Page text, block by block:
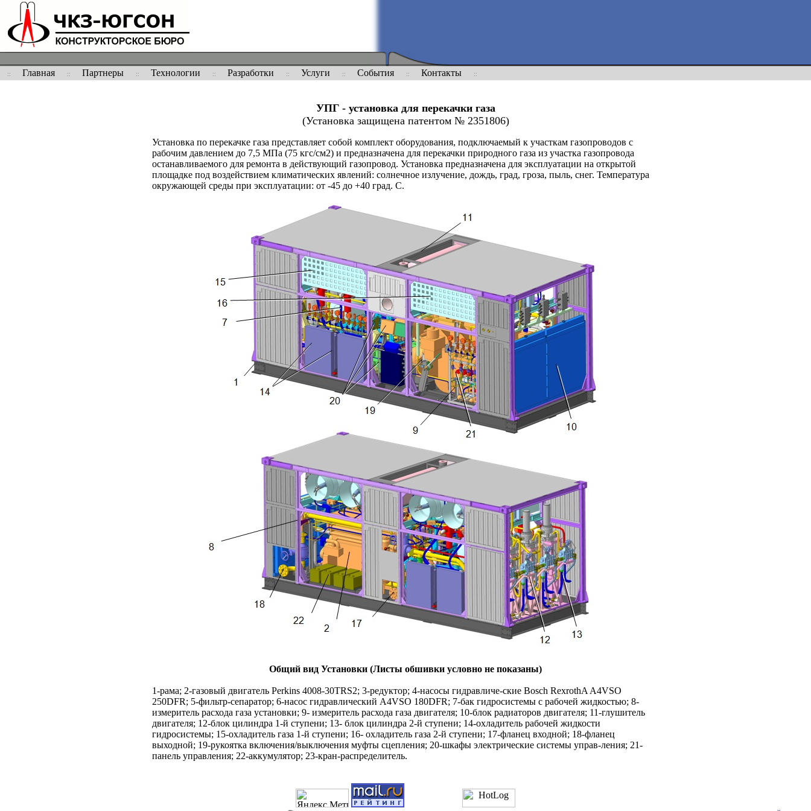
Главная Партнеры Технологии Разработки Услуги События Контакты
УПГ - установка для перекачки газа
(Установка защищена патентом № 2351806)
Установка по перекачке газа представляет собой комплект оборудования, подключаемый к участкам газопроводов с
рабочим давлением до 7,5 МПа (75 кгс/см2) и предназначена для перекачки природного газа из участка газопровода
останавливаемого для ремонта в действующий газопровод. Установка предназначена для эксплуатации на открытой
площадке под воздействием климатических явлений: солнечное излучение, дождь, град, гроза, пыль, снег. Температура
окружающей среды при эксплуатации: от -45 до +40 град. С.
Общий вид Установки (Листы обшивки условно не показаны)
1-рама; 2-газовый двигатель Perkins 4008-30TRS2; 3-редуктор; 4-насосы гидравличе-ские Bosch RexrothA A4VSO
250DFR; 5-фильтр-сепаратор; 6-насос гидравлический A4VSO 180DFR; 7-бак гидросистемы с рабочей жидкостью; 8-
измеритель расхода газа установки; 9- измеритель расхода газа двигателя; 10-блок радиаторов двигателя; 11-глушитель
двигателя; 12-блок цилиндра 1-й ступени; 13- блок цилиндра 2-й ступени; 14-охладитель рабочей жидкости
гидросистемы; 15-охладитель газа 1-й ступени; 16- охладитель газа 2-й ступени; 17-фланец входной; 18-фланец
выходной; 19-рукоятка включения/выключения муфты сцепления; 20-шкафы электрические системы управ-ления; 21-
панель управления; 22-аккумулятор; 23-кран-распределитель.